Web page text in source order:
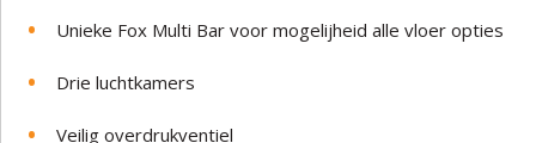
Unieke Fox Multi Bar voor mogelijheid alle vloer opties
Drie luchtkamers
Veilig overdrukventiel